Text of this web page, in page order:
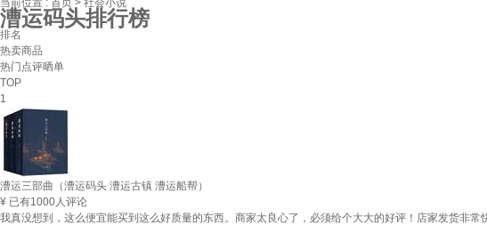
当前位置 : 首页 > 社会小说
漕运码头排行榜
排名
热卖商品
热门点评晒单
TOP
1
漕运三部曲（漕运码头 漕运古镇 漕运船帮）
¥ 已有1000人评论
我真没想到，这么便宜能买到这么好质量的东西。商家太良心了，必须给个大大的好评！店家发货非